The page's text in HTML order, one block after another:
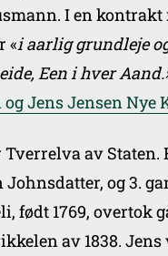
I en
«i aarlig grundleje
Een i hver
Jens Jensen Nye
av
og 3.
født 1769, overtok
av 1838.